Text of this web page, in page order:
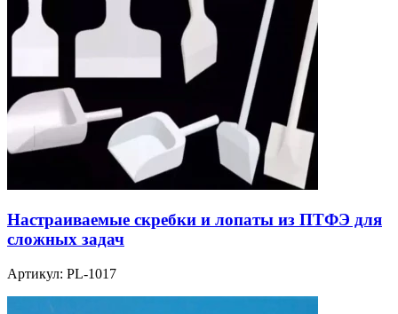
Настраиваемые скребки и лопаты из ПТФЭ для
сложных задач
Артикул: PL-1017